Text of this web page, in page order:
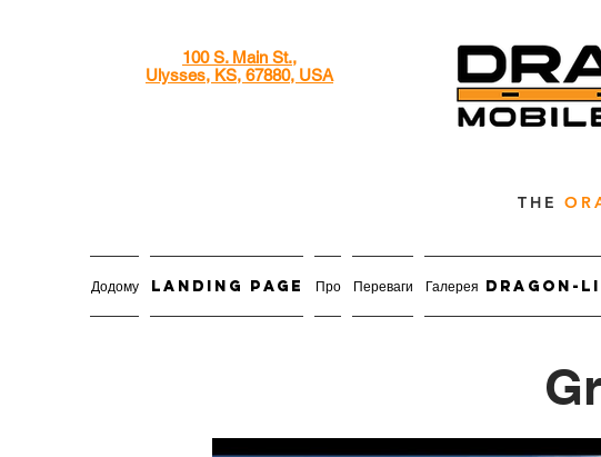
100 S. Main St.,
Ulysses, KS, 67880, USA
THE
Додому Landing Page Про Переваги Галерея Dragon-